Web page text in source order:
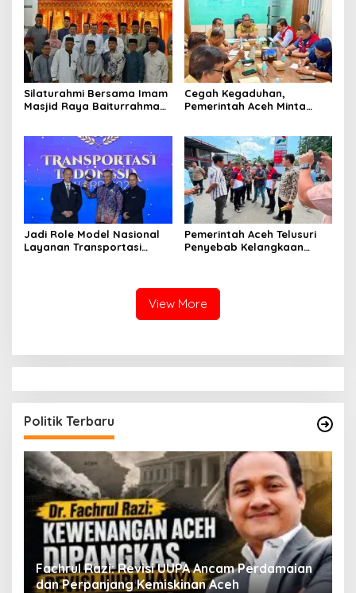
‎Silaturahmi Bersama Imam
Masjid Raya Baiturrahman,
Cegah Kegaduhan,
Pemerintah Aceh Minta
Jadi Role Model Nasional
Layanan Transportasi
Pemerintah Aceh Telusuri
Penyebab Kelangkaan
View More
Politik Terbaru
Fachrul Razi: Revisi UUPA Ancam Perdamaian
dan Perpanjang Kemiskinan Aceh